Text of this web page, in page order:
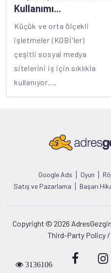
Kullanımı...
Küçük ve orta ölçekli
işletmeler (KOBİ'ler)
çeşitli sosyal medya
sitelerini iş için sıklıkla
kullanıyor....
Google Ads Oyun
Satış ve Pazarlama
Başarı
Copyright © 2026 AdresGezgini
Third-Party Policy
3136106